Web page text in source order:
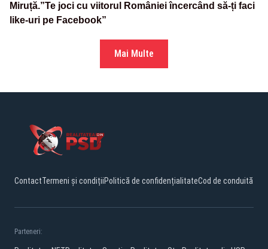
Miruță.”Te joci cu viitorul României încercând să-ți faci
like-uri pe Facebook”
Mai Multe
ContactTermeni și condițiiPolitică de confidențialitateCod de conduită
Parteneri: